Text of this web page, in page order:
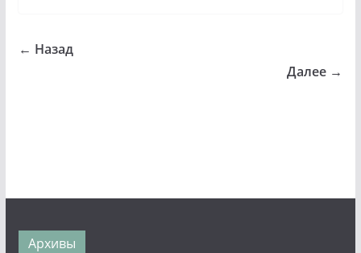
← Назад
Далее →
Архивы